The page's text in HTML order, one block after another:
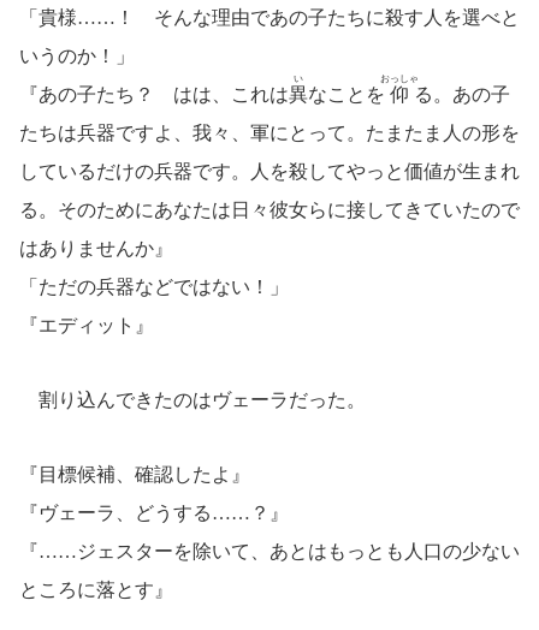
「貴様……！ そんな理由であの子たちに殺す人を選べと
いうのか！」
『あの子たち？ はは、これは異
い
なことを 仰
おっしゃ
る。あの子
たちは兵器ですよ、我々、軍にとって。たまたま人の形を
しているだけの兵器です。人を殺してやっと価値が生まれ
る。そのためにあなたは日々彼女らに接してきていたので
はありませんか』
「ただの兵器などではない！」
『エディット』
割り込んできたのはヴェーラだった。
『目標候補、確認したよ』
『ヴェーラ、どうする……？』
『……ジェスターを除いて、あとはもっとも人口の少ない
ところに落とす』